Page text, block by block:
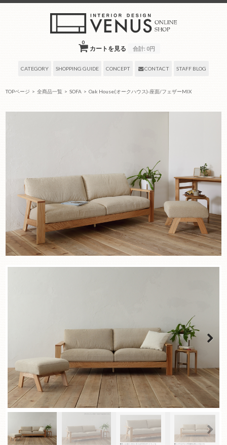
カートを見る
0
合計: 0円
CATEGORY SHOPPING GUIDE CONCEPT CONTACT STAFF BLOG
TOPページ >全商品一覧 >SOFA >Oak House(オークハウス)-座面/フェザーMIX
Next